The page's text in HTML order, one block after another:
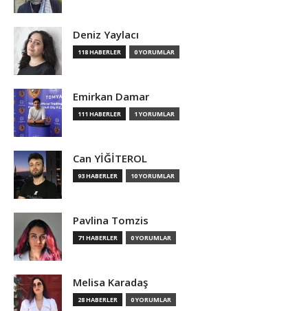
Deniz Yaylacı
118 HABERLER 0 YORUMLAR
Emirkan Damar
111 HABERLER 1 YORUMLAR
Can YİĞİTEROL
93 HABERLER 10 YORUMLAR
Pavlina Tomzis
71 HABERLER 0 YORUMLAR
Melisa Karadaş
28 HABERLER 0 YORUMLAR